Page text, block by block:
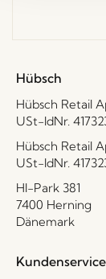
Hübsch
Hübsch Retail
USt-IdNr.
Hübsch Retail
USt-IdNr.
HI-Park 381
7400 Herning
Dänemark
Kundenservice